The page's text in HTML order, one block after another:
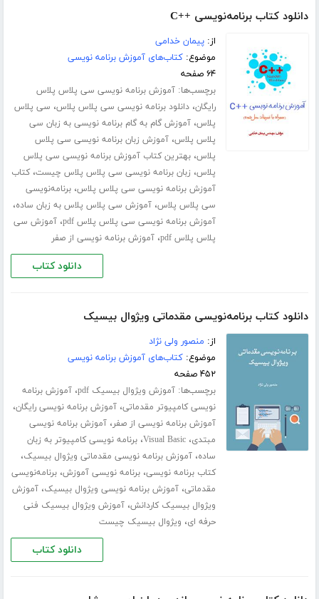
دانلود کتاب برنامه‌نویسی ++C
از:پیمان خدامی
موضوع:کتاب‌های آموزش برنامه نویسی
۶۴ صفحه
برچسب‌ها:آموزش برنامه نویسی سی پلاس پلاس
رایگان،دانلود برنامه نویسی سی پلاس پلاس، سی پلاس
پلاس،آموزش گام به گام برنامه نویسی به زبان سی
پلاس پلاس،آموزش زبان برنامه نویسی سی پلاس
پلاس،بهترین کتاب آموزش برنامه نویسی سی پلاس
پلاس، زبان برنامه نویسی سی پلاس پلاس چیست،کتاب
آموزش برنامه نویسی سی پلاس پلاس،برنامه‌نویسی
سی پلاس پلاس،آموزش سی پلاس پلاس به زبان ساده،
آموزش برنامه نویسی سی پلاس پلاس pdf ،آموزش سی
پلاس پلاس pdf
،آموزش برنامه نویسی از صفر
دانلود کتاب
دانلود کتاب برنامه‌نویسی مقدماتی ویژوال بیسیک
از: منصور ولی نژاد
موضوع:کتاب‌های آموزش برنامه نویسی
۴۵۲ صفحه
برچسب‌ها:آموزش ویژوال بیسیک pdf ،آموزش برنامه
نویسی کامپیوتر مقدماتی،آموزش برنامه نویسی رایگان،
آموزش برنامه نویسی از صفر،آموزش برنامه نویسی
مبتدی،Visual Basic،برنامه نویسی کامپیوتر به زبان
ساده،آموزش برنامه نویسی مقدماتی ویژوال بیسیک،
کتاب برنامه نویسی،برنامه نویسی آموزش،برنامه‌نویسی
مقدماتی،آموزش برنامه نویسی ویژوال بیسیک،آموزش
ویژوال بیسیک کاردانش،آموزش ویژوال بیسیک فنی
حرفه ای، ویژوال بیسیک چیست
دانلود کتاب